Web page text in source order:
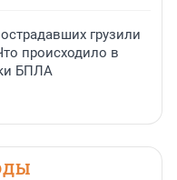
грузили
происходило в
БПЛА